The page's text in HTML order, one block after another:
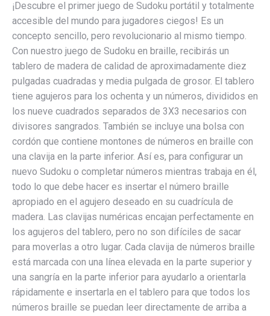
¡Descubre el primer juego de Sudoku portátil y totalmente
accesible del mundo para jugadores ciegos! Es un
concepto sencillo, pero revolucionario al mismo tiempo.
Con nuestro juego de Sudoku en braille, recibirás un
tablero de madera de calidad de aproximadamente diez
pulgadas cuadradas y media pulgada de grosor. El tablero
tiene agujeros para los ochenta y un números, divididos en
los nueve cuadrados separados de 3X3 necesarios con
divisores sangrados. También se incluye una bolsa con
cordón que contiene montones de números en braille con
una clavija en la parte inferior. Así es, para configurar un
nuevo Sudoku o completar números mientras trabaja en él,
todo lo que debe hacer es insertar el número braille
apropiado en el agujero deseado en su cuadrícula de
madera. Las clavijas numéricas encajan perfectamente en
los agujeros del tablero, pero no son difíciles de sacar
para moverlas a otro lugar. Cada clavija de números braille
está marcada con una línea elevada en la parte superior y
una sangría en la parte inferior para ayudarlo a orientarla
rápidamente e insertarla en el tablero para que todos los
números braille se puedan leer directamente de arriba a